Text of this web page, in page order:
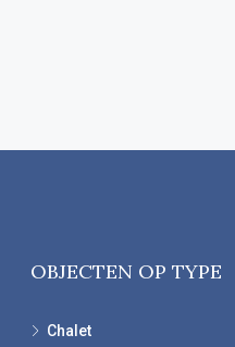
OBJECTEN OP TYPE
Chalet